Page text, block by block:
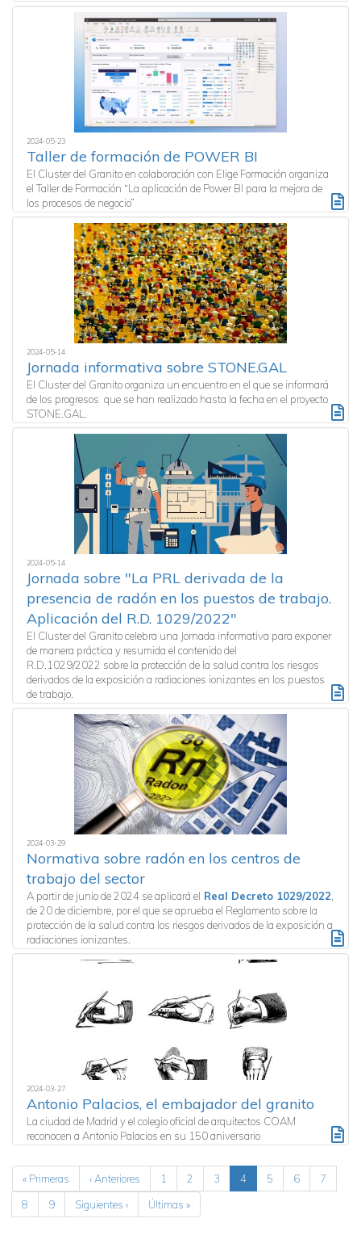
2024-05-23
Taller de formación de POWER BI
El Cluster del Granito en colaboración con Elige Formación organiza
el Taller de Formación “La aplicación de Power BI para la mejora de
los procesos de negocio”
2024-05-14
Jornada informativa sobre STONE.GAL
El Cluster del Granito organiza un encuentro en el que se informará
de los progresos que se han realizado hasta la fecha en el proyecto
STONE.GAL.
2024-05-14
Jornada sobre "La PRL derivada de la
presencia de radón en los puestos de trabajo.
Aplicación del R.D. 1029/2022"
El Cluster del Granito celebra una Jornada informativa para exponer
de manera práctica y resumida el contenido del
R.D.1029/2022 sobre la protección de la salud contra los riesgos
derivados de la exposición a radiaciones ionizantes en los puestos
de trabajo.
2024-03-29
Normativa sobre radón en los centros de
trabajo del sector
A partir de junio de 2024 se aplicará el Real Decreto 1029/2022
de 20 de diciembre, por el que se aprueba el Reglamento sobre la
protección de la salud contra los riesgos derivados de la exposición a
radiaciones ionizantes.
2024-03-27
Antonio Palacios, el embajador del granito
La ciudad de Madrid y el colegio oficial de arquitectos COAM
reconocen a Antonio Palacios en su 150 aniversario
Primera
página
« Primeras
Página
anterior
‹ Anteriores Page
1 Page
2 Page
3
Página
actual
4 Page
5 Page
6 Page
7
Page
8 Page
9
Siguiente
página
Siguientes ›
Última
página
Últimas »